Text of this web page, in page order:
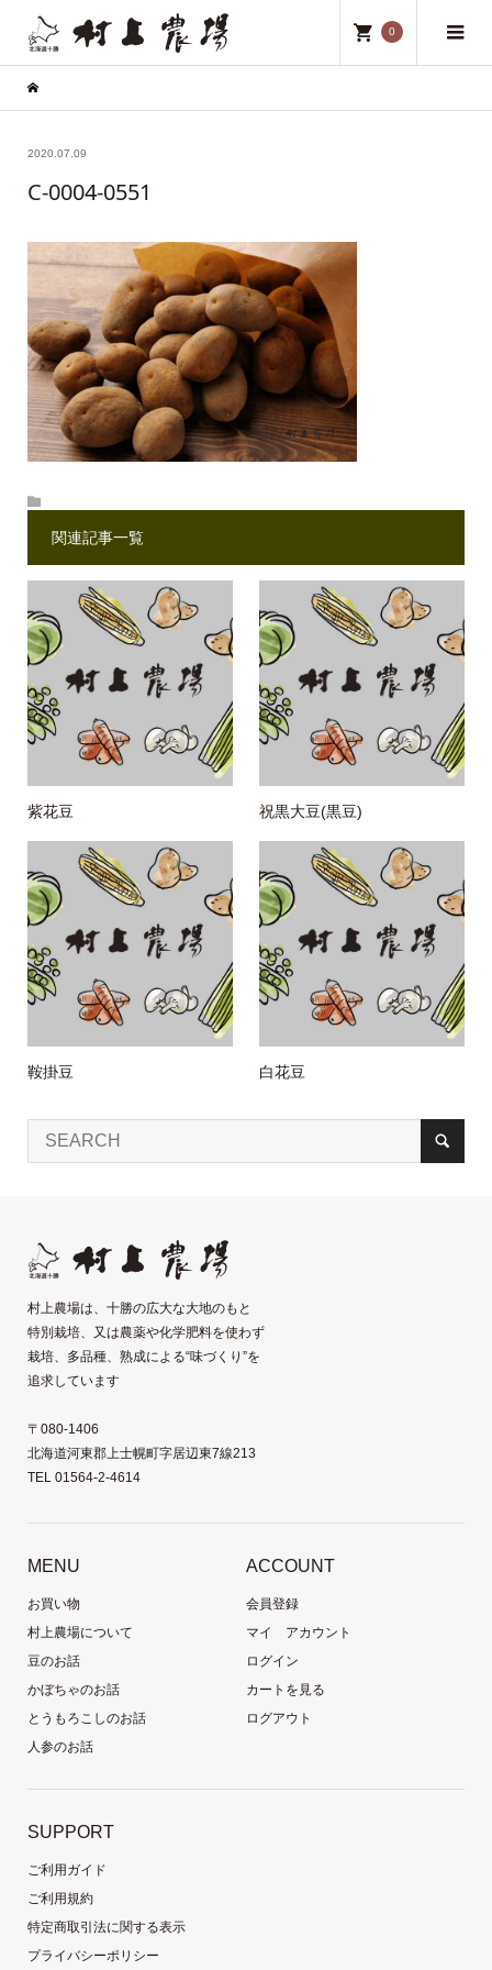
0
2020.07.09
C-0004-0551
関連記事一覧
紫花豆 祝黒大豆(黒豆)
鞍掛豆 白花豆
村上農場は、十勝の広大な大地のもと
特別栽培、又は農薬や化学肥料を使わず
栽培、多品種、熟成による“味づくり”を
追求しています
〒080-1406
北海道河東郡上士幌町字居辺東7線213
TEL 01564-2-4614
MENU
お買い物
村上農場について
豆のお話
かぼちゃのお話
とうもろこしのお話
人参のお話
ACCOUNT
会員登録
マイ アカウント
ログイン
カートを見る
ログアウト
SUPPORT
ご利用ガイド
ご利用規約
特定商取引法に関する表示
プライバシーポリシー